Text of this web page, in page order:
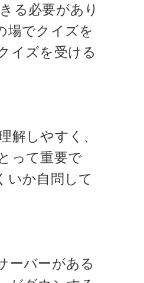
る必要があり
場でクイズを
イズを受ける
解しやすく、
って重要で
いか自問して
ーバーがある